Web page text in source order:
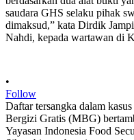
•
Follow
Daftar tersangka dalam
Bergizi Gratis (MBG)
Yayasan Indonesia Food